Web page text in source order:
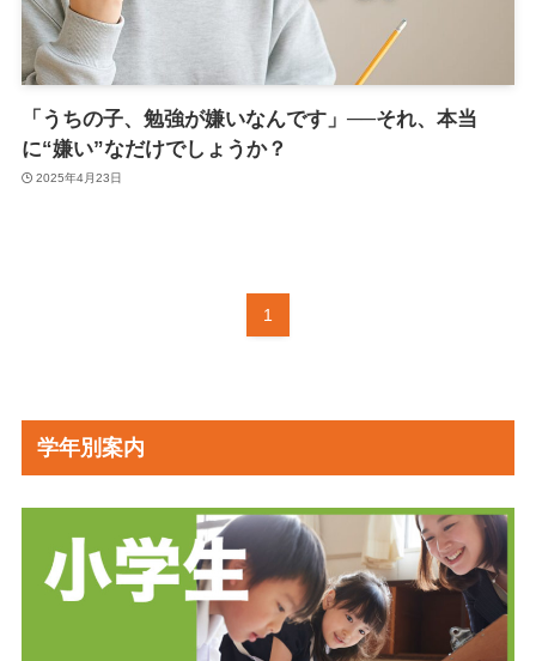
「うちの子、勉強が嫌いなんです」──それ、本当
に“嫌い”なだけでしょうか？
2025年4月23日
1
学年別案内